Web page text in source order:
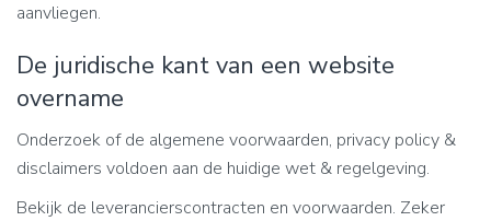
aanvliegen.
De juridische kant van een website
overname
Onderzoek of de algemene voorwaarden, privacy policy &
disclaimers voldoen aan de huidige wet & regelgeving.
Bekijk de leverancierscontracten en voorwaarden. Zeker